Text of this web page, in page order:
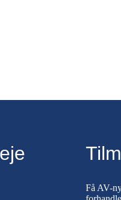
Få AV-